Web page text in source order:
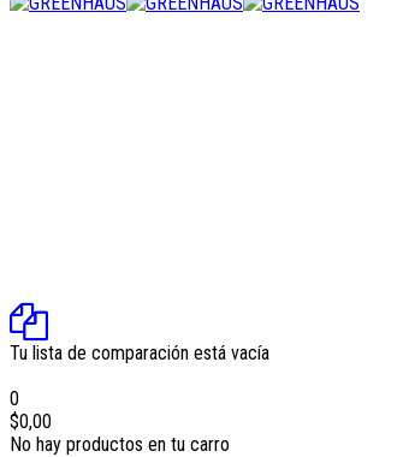
Tu lista de comparación está vacía
0
$0,00
No hay productos en tu carro